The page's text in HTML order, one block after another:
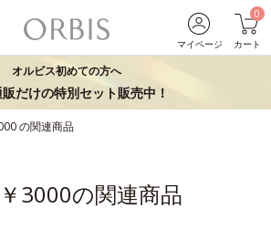
マイページ
0
カート
オルビス初めての方へ
だけの特別セット販売中！
の関連商品
3000の関連商品